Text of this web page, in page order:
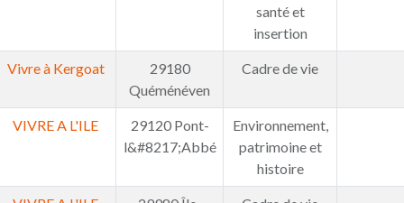
santé et
insertion
Vivre à Kergoat
29180
Quéménéven
Cadre de vie
VIVRE A L'ILE
29120 Pont-
l&#8217;Abbé
Environnement,
patrimoine et
histoire